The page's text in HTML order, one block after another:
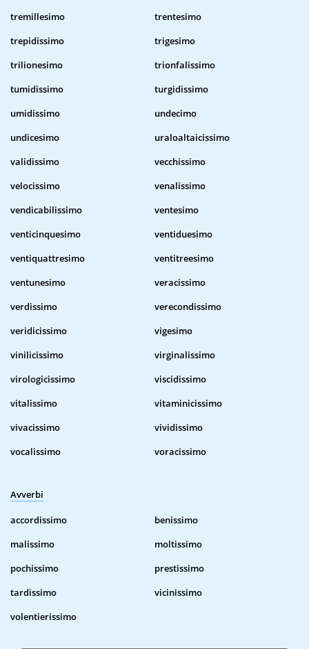
tremillesimo
trentesimo
trepidissimo
trigesimo
trilionesimo
trionfalissimo
tumidissimo
turgidissimo
umidissimo
undecimo
undicesimo
uraloaltaicissimo
validissimo
vecchissimo
velocissimo
venalissimo
vendicabilissimo
ventesimo
venticinquesimo
ventiduesimo
ventiquattresimo
ventitreesimo
ventunesimo
veracissimo
verdissimo
verecondissimo
veridicissimo
vigesimo
vinilicissimo
virginalissimo
virologicissimo
viscidissimo
vitalissimo
vitaminicissimo
vivacissimo
vividissimo
vocalissimo
voracissimo
Avverbi
accordissimo
benissimo
malissimo
moltissimo
pochissimo
prestissimo
tardissimo
vicinissimo
volentierissimo